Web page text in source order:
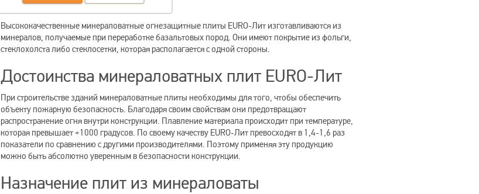
Высококачественные минераловатные огнезащитные плиты EURO-Лит изготавливаются из
минералов, получаемые при переработке базальтовых пород. Они имеют покрытие из фольги,
стеклохолста либо стеклосетки, которая располагается с одной стороны.
Достоинства минераловатных плит EURO-Лит
При строительстве зданий минераловатные плиты необходимы для того, чтобы обеспечить
объекту пожарную безопасность. Благодаря своим свойствам они предотвращают
распространение огня внутри конструкции. Плавление материала происходит при температуре,
которая превышает +1000 градусов. По своему качеству EURO-Лит превосходят в 1,4-1,6 раз
показатели по сравнению с другими производителями. Поэтому применяя эту продукцию
можно быть абсолютно уверенным в безопасности конструкции.
Назначение плит из минераловаты